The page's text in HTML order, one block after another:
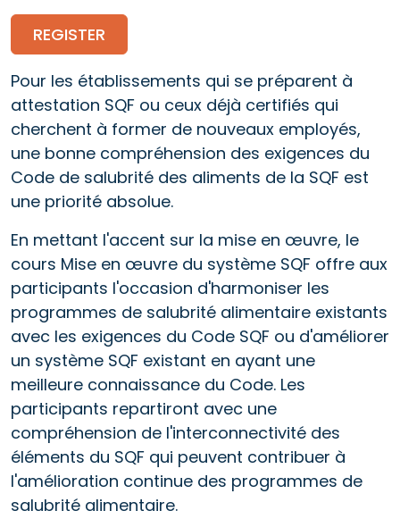
REGISTER
Pour les établissements qui se préparent à
attestation SQF ou ceux déjà certifiés qui
cherchent à former de nouveaux employés,
une bonne compréhension des exigences du
Code de salubrité des aliments de la SQF est
une priorité absolue.
En mettant l'accent sur la mise en œuvre, le
cours Mise en œuvre du système SQF offre aux
participants l'occasion d'harmoniser les
programmes de salubrité alimentaire existants
avec les exigences du Code SQF ou d'améliorer
un système SQF existant en ayant une
meilleure connaissance du Code. Les
participants repartiront avec une
compréhension de l'interconnectivité des
éléments du SQF qui peuvent contribuer à
l'amélioration continue des programmes de
salubrité alimentaire.